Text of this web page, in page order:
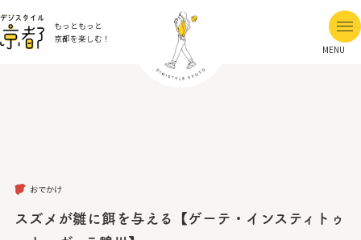
もっともっと
京都を楽しむ！
MENU
おでかけ
スズメが雛に餌を与える【ゲーテ・インスティトゥ